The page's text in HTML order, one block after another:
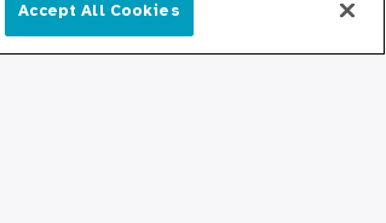
Conectate Con Nosotros
Español
Accept All Cookies